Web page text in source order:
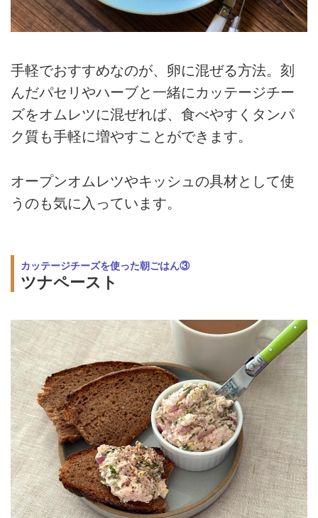
手軽でおすすめなのが、卵に混ぜる方法。刻
んだパセリやハーブと一緒にカッテージチー
ズをオムレツに混ぜれば、食べやすくタンパ
ク質も手軽に増やすことができます。
オープンオムレツやキッシュの具材として使
うのも気に入っています。
カッテージチーズを使った朝ごはん③
ツナペースト